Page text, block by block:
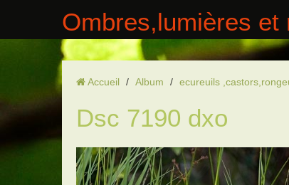
Ombres,lumières
Accueil / Album / ecureuils
Dsc 7190 dxo